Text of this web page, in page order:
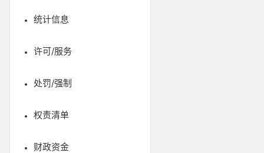
统计信息
许可/服务
处罚/强制
权责清单
财政资金